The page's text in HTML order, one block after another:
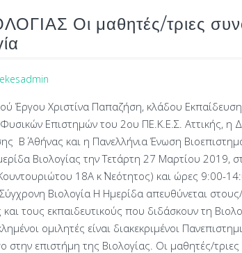
Οι μαθητές/τριες
Έργου Χριστίνα Παπαζήση, κλάδου
Επιστημών του 2ου ΠΕ.Κ.Ε.Σ. Αττικής, η
Β΄ Αθήνας και η Πανελλήνια Ένωση
Βιολογίας την Τετάρτη 27 Μαρτίου 2019,
18Α κ΄ Νεότητος) και ώρες 9:00-
Βιολογία Η Ημερίδα απευθύνεται στους/
και τους εκπαιδευτικούς που διδάσκουν τη
ομιλητές είναι διακεκριμένοι
στην επιστήμη της Βιολογίας. Οι μαθητές/